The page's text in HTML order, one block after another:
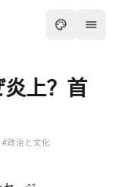
炎上？首
#政治と文化